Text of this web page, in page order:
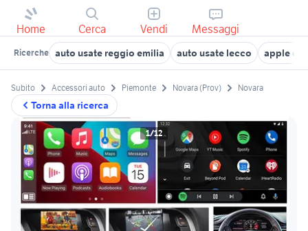
Home Cerca Vendi Messaggi
Ricerche auto usate reggio emilia auto usate lecco apple
Torna alla ricerca
Subito Accessori auto Piemonte Novara (Prov) Novara
1/12